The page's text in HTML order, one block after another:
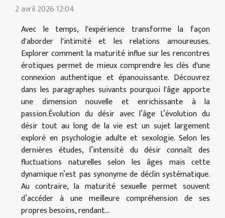
2 avril 2026 12:04
Avec le temps, l'expérience transforme la façon
d'aborder l'intimité et les relations amoureuses.
Explorer comment la maturité influe sur les rencontres
érotiques permet de mieux comprendre les clés d'une
connexion authentique et épanouissante. Découvrez
dans les paragraphes suivants pourquoi l'âge apporte
une dimension nouvelle et enrichissante à la
passion.Évolution du désir avec l’âge L’évolution du
désir tout au long de la vie est un sujet largement
exploré en psychologie adulte et sexologie. Selon les
dernières études, l’intensité du désir connaît des
fluctuations naturelles selon les âges mais cette
dynamique n’est pas synonyme de déclin systématique.
Au contraire, la maturité sexuelle permet souvent
d’accéder à une meilleure compréhension de ses
propres besoins, rendant...